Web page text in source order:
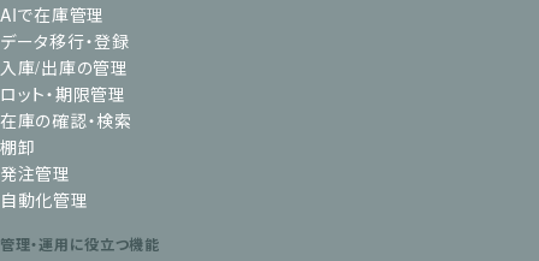
AIで在庫管理
データ移行・登録
入庫/出庫の管理
ロット・期限管理
在庫の確認・検索
棚卸
発注管理
自動化管理
管理・運用に役立つ機能